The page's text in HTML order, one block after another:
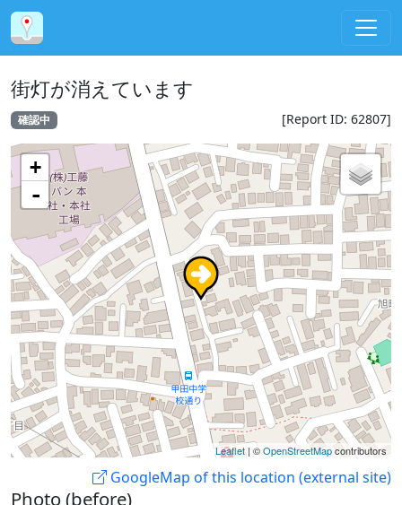
街灯が消えています
確認中 [Report ID: 62807]
+
-
Leaflet| ©OpenStreetMapcontributors
GoogleMap of this location (external site)
Photo (before)